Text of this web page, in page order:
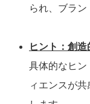
られ、ブラン
ヒント：創
具体的なヒン
ィエンスが